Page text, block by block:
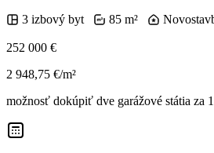
3 izbový byt
85 m²
252 000 €
2 948,75 €/m²
možnosť dokúpiť dve garážové státia za